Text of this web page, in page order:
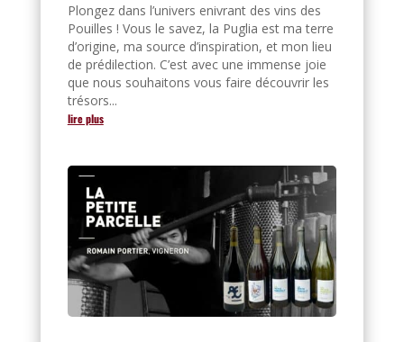
Plongez dans l’univers enivrant des vins des
Pouilles ! Vous le savez, la Puglia est ma terre
d’origine, ma source d’inspiration, et mon lieu
de prédilection. C’est avec une immense joie
que nous souhaitons vous faire découvrir les
trésors...
lire plus